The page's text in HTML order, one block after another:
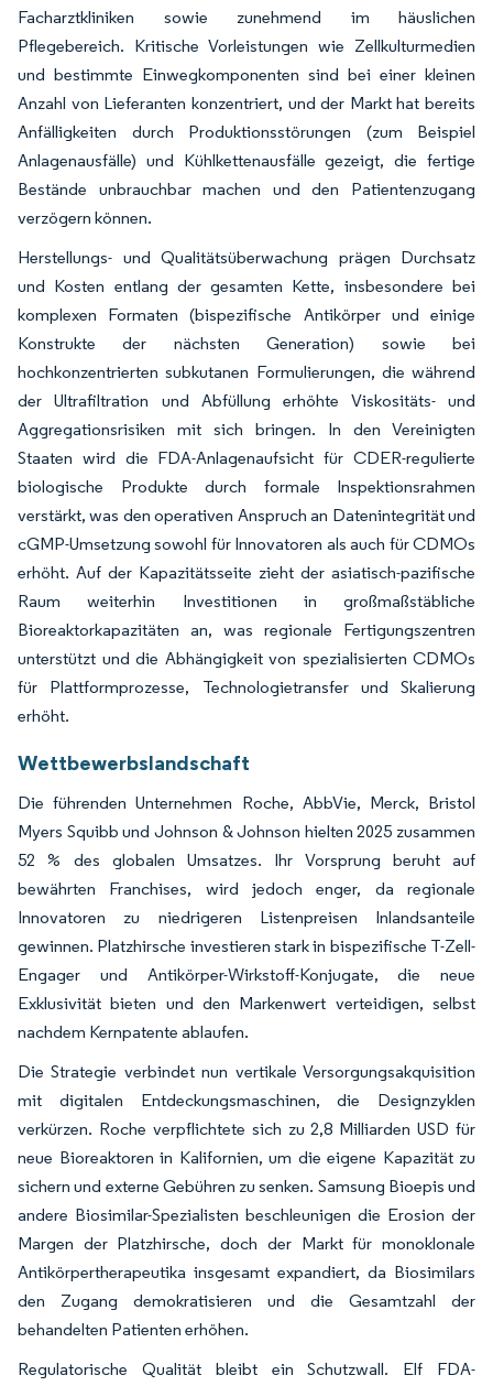
Facharztkliniken sowie zunehmend im häuslichen
Pflegebereich. Kritische Vorleistungen wie Zellkulturmedien
und bestimmte Einwegkomponenten sind bei einer kleinen
Anzahl von Lieferanten konzentriert, und der Markt hat bereits
Anfälligkeiten durch Produktionsstörungen (zum Beispiel
Anlagenausfälle) und Kühlkettenausfälle gezeigt, die fertige
Bestände unbrauchbar machen und den Patientenzugang
verzögern können.
Herstellungs- und Qualitätsüberwachung prägen Durchsatz
und Kosten entlang der gesamten Kette, insbesondere bei
komplexen Formaten (bispezifische Antikörper und einige
Konstrukte der nächsten Generation) sowie bei
hochkonzentrierten subkutanen Formulierungen, die während
der Ultrafiltration und Abfüllung erhöhte Viskositäts- und
Aggregationsrisiken mit sich bringen. In den Vereinigten
Staaten wird die FDA-Anlagenaufsicht für CDER-regulierte
biologische Produkte durch formale Inspektionsrahmen
verstärkt, was den operativen Anspruch an Datenintegrität und
cGMP-Umsetzung sowohl für Innovatoren als auch für CDMOs
erhöht. Auf der Kapazitätsseite zieht der asiatisch-pazifische
Raum weiterhin Investitionen in großmaßstäbliche
Bioreaktorkapazitäten an, was regionale Fertigungszentren
unterstützt und die Abhängigkeit von spezialisierten CDMOs
für Plattformprozesse, Technologietransfer und Skalierung
erhöht.
Wettbewerbslandschaft
Die führenden Unternehmen Roche, AbbVie, Merck, Bristol
Myers Squibb und Johnson & Johnson hielten 2025 zusammen
52 % des globalen Umsatzes. Ihr Vorsprung beruht auf
bewährten Franchises, wird jedoch enger, da regionale
Innovatoren zu niedrigeren Listenpreisen Inlandsanteile
gewinnen. Platzhirsche investieren stark in bispezifische T-Zell-
Engager und Antikörper-Wirkstoff-Konjugate, die neue
Exklusivität bieten und den Markenwert verteidigen, selbst
nachdem Kernpatente ablaufen.
Die Strategie verbindet nun vertikale Versorgungsakquisition
mit digitalen Entdeckungsmaschinen, die Designzyklen
verkürzen. Roche verpflichtete sich zu 2,8 Milliarden USD für
neue Bioreaktoren in Kalifornien, um die eigene Kapazität zu
sichern und externe Gebühren zu senken. Samsung Bioepis und
andere Biosimilar-Spezialisten beschleunigen die Erosion der
Margen der Platzhirsche, doch der Markt für monoklonale
Antikörpertherapeutika insgesamt expandiert, da Biosimilars
den Zugang demokratisieren und die Gesamtzahl der
behandelten Patienten erhöhen.
Regulatorische Qualität bleibt ein Schutzwall. Elf FDA-